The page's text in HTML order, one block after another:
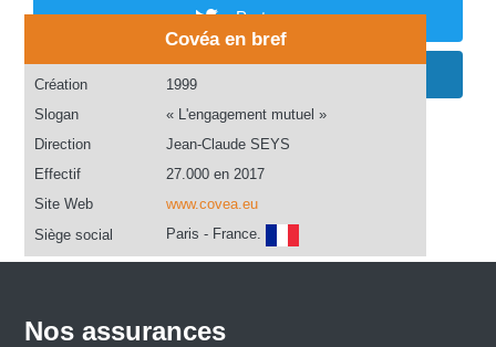
Partager
Covéa en bref
Création
1999
Slogan
« L'engagement mutuel »
Direction
Jean-Claude SEYS
Effectif
27.000 en 2017
Site Web
www.covea.eu
Siège social
Paris - France.
Nos assurances